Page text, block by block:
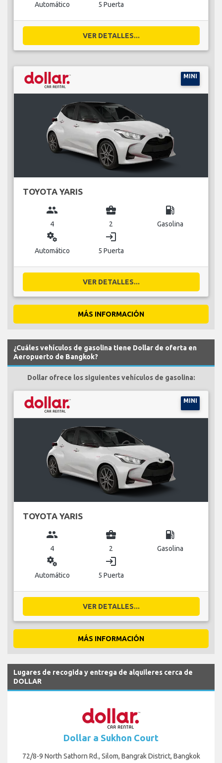
Automático 5 Puerta
VER DETALLES...
MINI
TOYOTA YARIS
group
4
business_center
2
local_gas_station
Gasolina
miscellaneous_services
Automático
login
5 Puerta
VER DETALLES...
MÁS INFORMACIÓN
¿Cuáles vehículos de gasolina tiene Dollar de oferta en
Aeropuerto de Bangkok?
Dollar ofrece los siguientes vehículos de gasolina:
MINI
TOYOTA YARIS
group
4
business_center
2
local_gas_station
Gasolina
miscellaneous_services
Automático
login
5 Puerta
VER DETALLES...
MÁS INFORMACIÓN
Lugares de recogida y entrega de alquileres cerca de
DOLLAR
Dollar a Sukhon Court
72/8-9 North Sathorn Rd., Silom, Bangrak District, Bangkok